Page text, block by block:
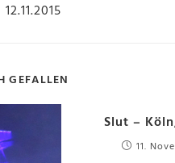
GEFALLEN
Slut –
11.